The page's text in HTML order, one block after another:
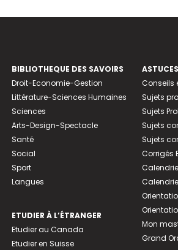
BIBLIOTHEQUE DES SAVOIRS
Droit-Economie-Gestion
Littérature-Sciences Humaines
Sciences
Arts-Design-Spectacle
Santé
Social
Sport
Langues
ETUDIER À L’ÉTRANGER
Etudier au Canada
Etudier en Suisse
Conseils
Sujets
Sujets
Sujets
Sujets
Corrigés
Mon
Grand